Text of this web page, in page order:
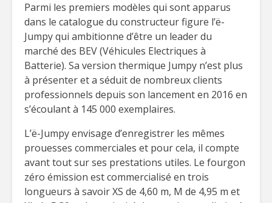
Parmi les premiers modèles qui sont apparus
dans le catalogue du constructeur figure l’ë-
Jumpy qui ambitionne d’être un leader du
marché des BEV (Véhicules Electriques à
Batterie). Sa version thermique Jumpy n’est plus
à présenter et a séduit de nombreux clients
professionnels depuis son lancement en 2016 en
s’écoulant à 145 000 exemplaires.
L’ë-Jumpy envisage d’enregistrer les mêmes
prouesses commerciales et pour cela, il compte
avant tout sur ses prestations utiles. Le fourgon
zéro émission est commercialisé en trois
longueurs à savoir XS de 4,60 m, M de 4,95 m et